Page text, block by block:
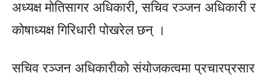
अध्यक्ष मोतिसागर अधिकारी, सचिव रञ्जन अधिकारी र
कोषाध्यक्ष गिरिधारी पोखरेल छन् ।
सचिव रञ्जन अधिकारीको संयोजकत्वमा प्रचारप्रसार